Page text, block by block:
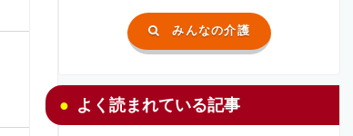
みんなの介護
よく読まれている記事